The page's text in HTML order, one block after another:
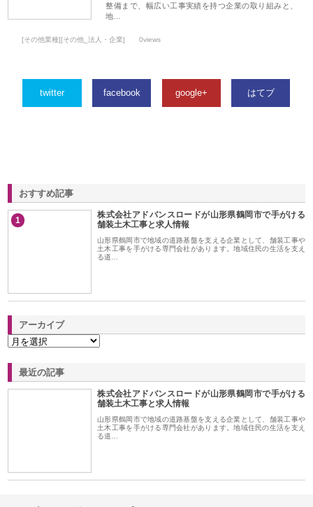
整備まで、幅広い工事実績を持つ企業の取り組みと、
地…
[その他業種][その他_法人・企業] 0views
twitter facebook google+ はてブ
おすすめ記事
1
株式会社アドバンスロードが山形県鶴岡市で手がける
舗装土木工事と求人情報
山形県鶴岡市で地域の道路基盤を支える企業として、舗装工事や
土木工事を手がける専門会社があります。地域住民の生活を支え
る道…
アーカイブ
最近の記事
株式会社アドバンスロードが山形県鶴岡市で手がける
舗装土木工事と求人情報
山形県鶴岡市で地域の道路基盤を支える企業として、舗装工事や
土木工事を手がける専門会社があります。地域住民の生活を支え
る道…